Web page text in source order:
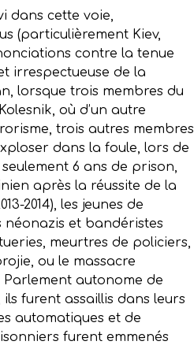
dans cette voie,
(particulièrement Kiev,
contre la tenue
irrespectueuse de la
lorsque trois membres du
où d’un autre
trois autres membres
dans la foule, lors de
6 ans de prison,
après la réussite de la
2014), les jeunes de
néonazis et bandéristes
meurtres de policiers,
ou le massacre
autonome de
ils furent assaillis dans leurs
automatiques et de
furent emmenés